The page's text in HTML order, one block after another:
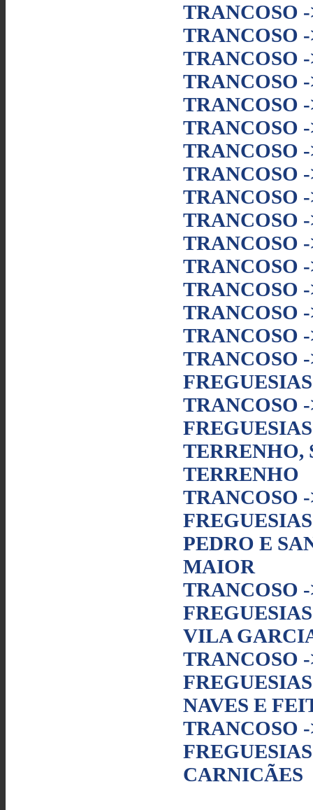
TRANCOSO
TRANCOSO
TRANCOSO
TRANCOSO
TRANCOSO
TRANCOSO
TRANCOSO
TRANCOSO
TRANCOSO
TRANCOSO
TRANCOSO
TRANCOSO
TRANCOSO
TRANCOSO
TRANCOSO
TRANCOSO
TRANCOSO
TERRENHO,
TERRENHO
TRANCOSO
PEDRO E
MAIOR
TRANCOSO
VILA
TRANCOSO
NAVES E
TRANCOSO
CARNICÃES